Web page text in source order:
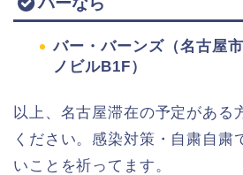
バー・バーンズ（名古屋
ノビルB1F）
以上、名古屋滞在の予定がある
ください。感染対策・自粛自粛
いことを祈ってます。